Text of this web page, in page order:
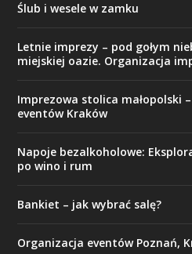
Ślub i wesele w zamku
Letnie imprezy – pod gołym
miejskiej oazie. Organizacja
Imprezowa stolica małopolski
eventów Kraków
Napoje bezalkoholowe:
po wino i rum
Bankiet – jak wybrać salę?
Organizacja eventów Poznań,